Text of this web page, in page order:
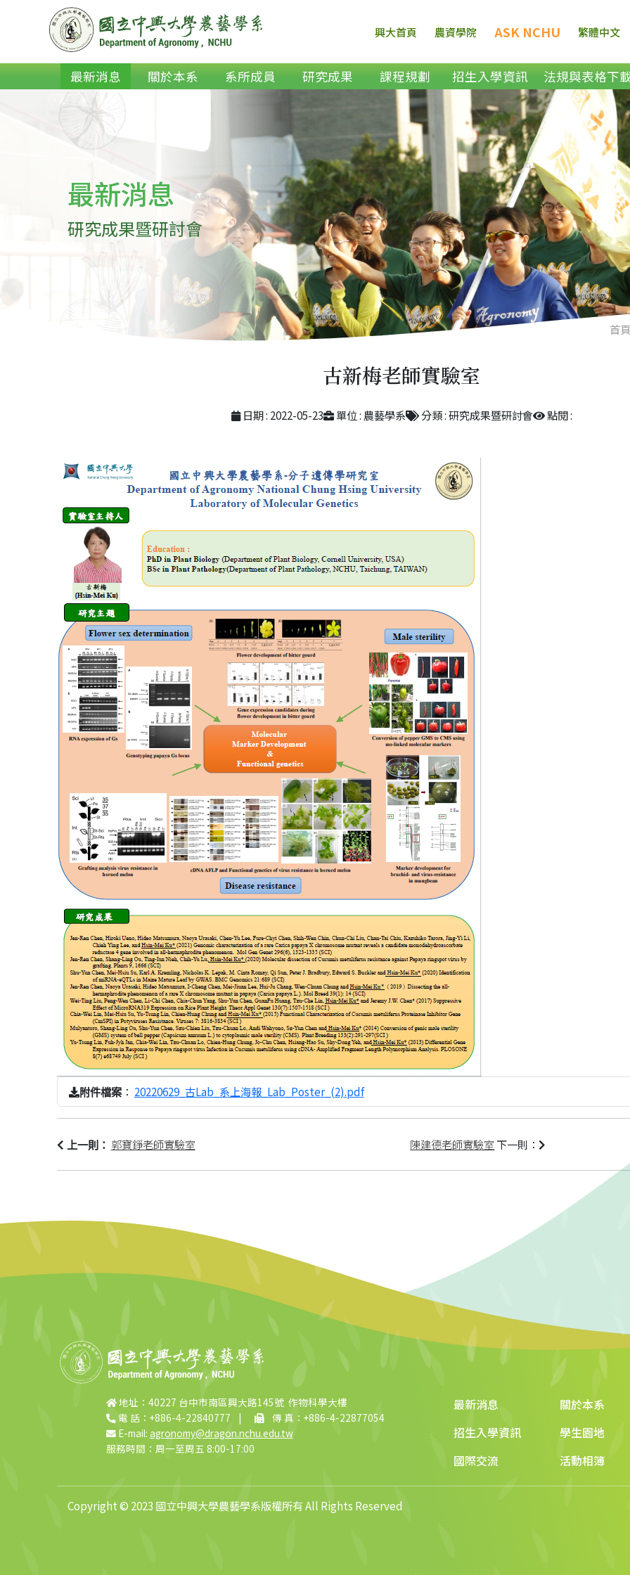
興大首頁 農資學院 ASK NCHU 繁體中文
最新消息 關於本系 系所成員 研究成果 課程規劃 招生入學資訊 法規與表格下
最新消息
研究成果暨研討會
首
古新梅老師實驗室
日期 : 2022-05-23 單位 : 農藝學系 分類 : 研究成果暨研討會 點閱 :
附件檔案： 20220629_古Lab_系上海報_Lab_Poster_(2).pdf
上一則： 郭寶錚老師實驗室 陳建德老師實驗室 下一則：
地址：40227 台中市南區興大路145號 作物科學大樓
電 話：+886-4-22840777
|
傳 真：+886-4-22877054
E-mail: agronomy@dragon.nchu.edu.tw
服務時間：周一至周五 8:00-17:00
最新消息
關於本系
招生入學資訊
學生園地
國際交流
活動相簿
Copyright © 2023 國立中興大學農藝學系版權所有 All Rights Reserved